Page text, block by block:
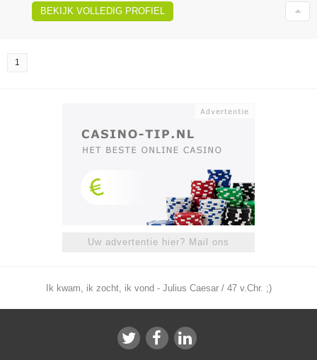
BEKIJK VOLLEDIG PROFIEL
1
Uw advertentie hier? Mail ons
Ik kwam, ik zocht, ik vond - Julius Caesar / 47 v.Chr. ;)